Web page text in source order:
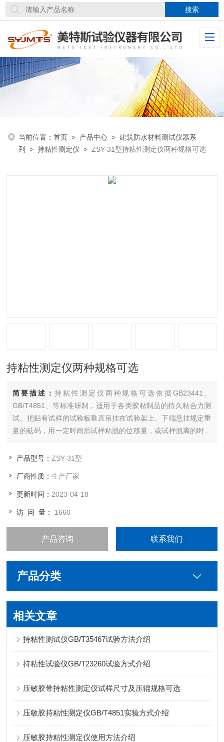
当前位置：首页 > 产品中心 >建筑防水材料测试仪器系
列
>持粘性测定仪 >ZSY-31型持粘性测定仪两种规格可选
持粘性测定仪两种规格可选
简要描述：持粘性测定仪两种规格可选依据GB23441、
GB/T4851、等标准研制，适用于各类胶粘制品的持久粘合力测
试。把贴有试样的试验板垂直吊挂在试验架上、下端悬挂规定重
量的砝码，用一定时间后试样粘脱的位移量，或试样脱离的时间
产品型号：ZSY-31型
厂商性质：生产厂家
更新时间： 2023-04-18
访 问 量： 1660
产品咨询 联系我们
产品分类
相关文章
持粘性测试仪GB/T35467试验方法介绍
持粘性试验仪GB/T23260试验方式介绍
压敏胶带持粘性测定仪试样尺寸及压辊规格可选
压敏胶持粘性测定仪GB/T4851实验方式介绍
压敏胶持粘性测定仪使用方法介绍